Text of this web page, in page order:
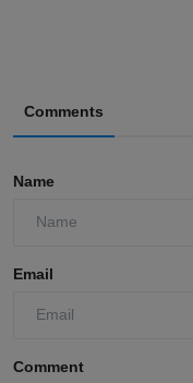
Comments
Name
Email
Comment